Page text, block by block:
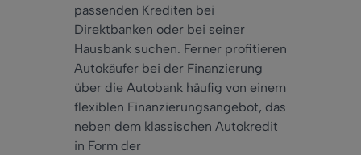
passenden Krediten bei
Direktbanken oder bei seiner
Hausbank suchen. Ferner profitieren
Autokäufer bei der Finanzierung
über die Autobank häufig von einem
flexiblen Finanzierungsangebot, das
neben dem klassischen Autokredit
in Form der